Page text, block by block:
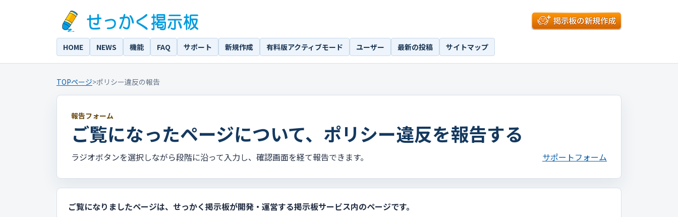
HOME NEWS 機能 FAQ サポート 新規作成 有料版アクティブモード ユーザー 最新の投稿 サイトマップ
TOPページ>ポリシー違反の報告
報告フォーム
ご覧になったページについて、ポリシー違反を報告する
ラジオボタンを選択しながら段階に沿って入力し、確認画面を経て報告できます。 サポートフォーム
ご覧になりましたページは、せっかく掲示板が開発・運営する掲示板サービス内のページです。